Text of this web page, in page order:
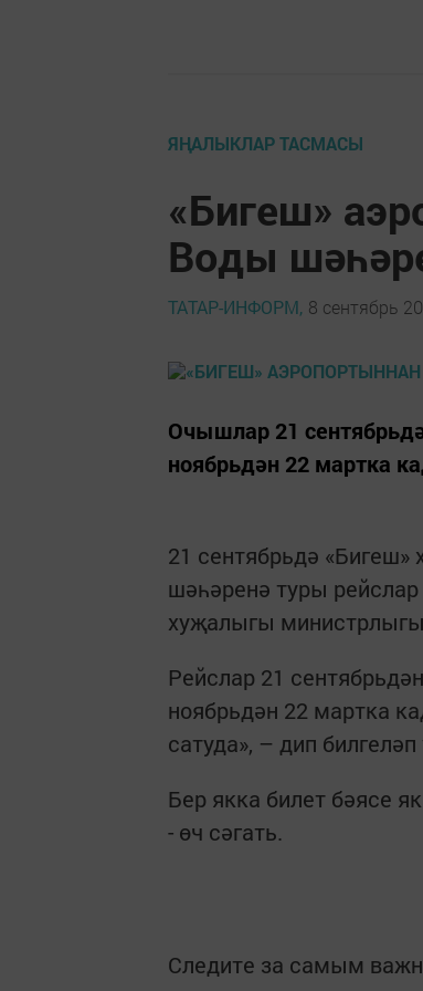
ЯҢАЛЫКЛАР ТАСМАСЫ
«Бигеш»
Воды
ТАТАР-ИНФОРМ, 8 сентябрь
Очышлар 21
ноябрьдән 22 мартка
21 сентябрьдә
шәһәренә туры
хуҗалыгы
Рейслар 21
ноябрьдән 22 мартка
сатуда», – дип
Бер якка билет бәясе
- өч сәгать.
Следите за самым